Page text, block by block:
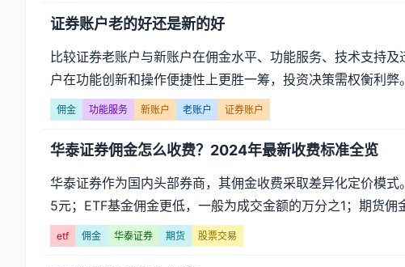
证券账户老的好还是新的好
比较证券老账户与新账户在佣金水平、功能服务、技术支持
户在功能创新和操作便捷性上更胜一筹，投资决策需权衡利弊
佣金 功能服务 新账户 老账户 证券账户
华泰证券佣金怎么收费？2024年最新收费标准全览
华泰证券作为国内头部券商，其佣金收费采取差异化定价模
5元；ETF基金佣金更低，一般为成交金额的万分之1；期货佣
etf 佣金 华泰证券 期货 股票交易